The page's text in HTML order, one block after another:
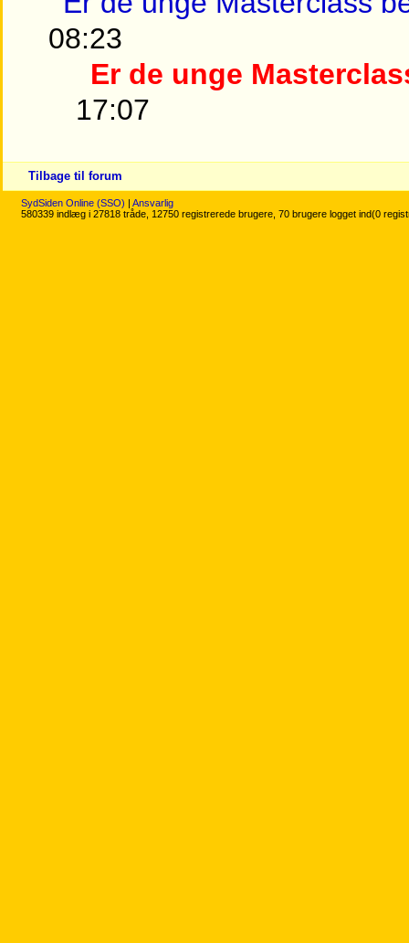
08:23
Er de unge
17:07
Tilbage til forum
SydSiden Online (SSO) | Ansvarlig
580339 indlæg i 27818 tråde, 12750 registrerede brugere, 70 brugere logget ind(0